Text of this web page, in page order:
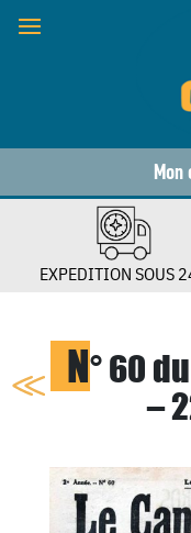
EXPEDITION SOUS
N° 60
–